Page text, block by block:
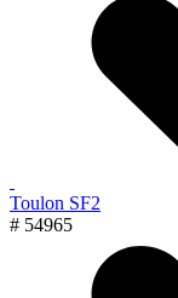
Toulon SF2
# 54965